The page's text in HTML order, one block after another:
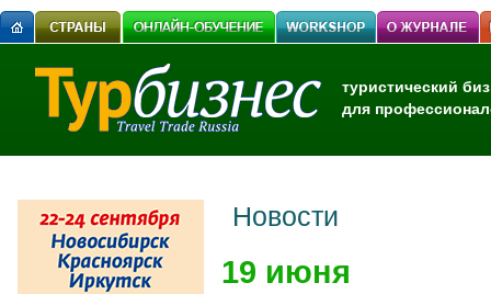
туристический
для
Новости
19 июня